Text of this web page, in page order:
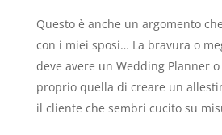
Questo è anche un argomento
con i miei sposi… La bravura o
deve avere un Wedding Planner
proprio quella di creare un
il cliente che sembri cucito su